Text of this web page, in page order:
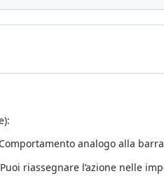
analogo alla
riassegnare l’azione nelle